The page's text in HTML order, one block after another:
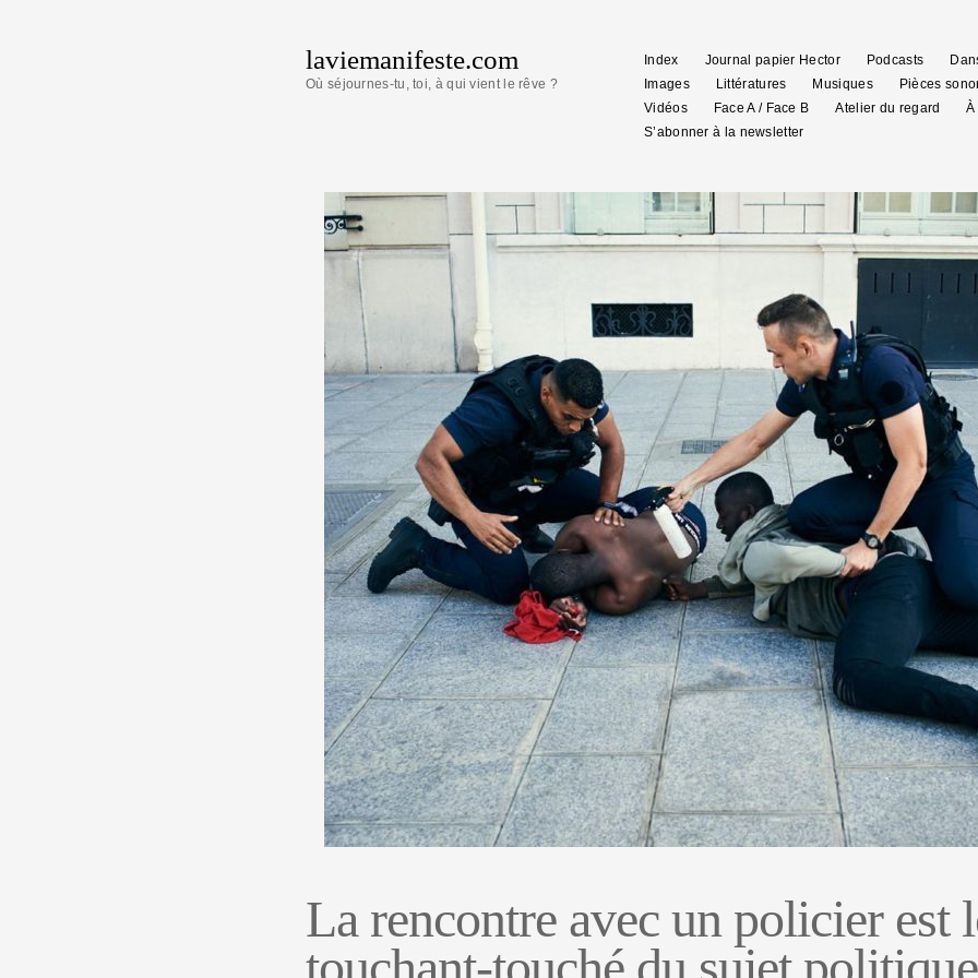
laviemanifeste.com
Où séjournes-tu, toi, à qui vient le rêve ?
Index Journal papier Hector Podcasts
Images
Littératures Musiques
Pièces
Vidéos
Face A / Face B Atelier du regard
S’abonner à la newsletter
La rencontre avec un policier est